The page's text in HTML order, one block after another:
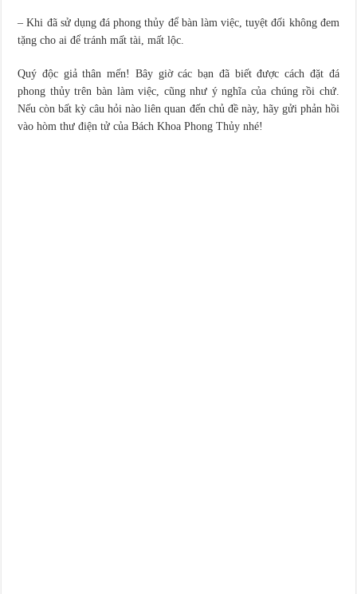
– Khi đã sử dụng đá phong thủy để bàn làm việc, tuyệt đối không đem
tặng cho ai để tránh mất tài, mất lộc.
Quý độc giả thân mến! Bây giờ các bạn đã biết được cách đặt đá
phong thủy trên bàn làm việc, cũng như ý nghĩa của chúng rồi chứ.
Nếu còn bất kỳ câu hỏi nào liên quan đến chủ đề này, hãy gửi phản hồi
vào hòm thư điện tử của Bách Khoa Phong Thủy nhé!